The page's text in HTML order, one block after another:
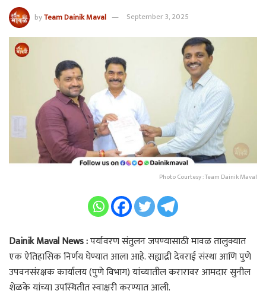
byTeam Dainik Maval September 3, 2025
Photo Courtesy : Team Dainik Maval
Dainik Maval News :पर्यावरण संतुलन जपण्यासाठी मावळ तालुक्यात
एक ऐतिहासिक निर्णय घेण्यात आला आहे. सह्याद्री देवराई संस्था आणि पुणे
उपवनसंरक्षक कार्यालय (पुणे विभाग) यांच्यातील करारावर आमदार सुनील
शेळके यांच्या उपस्थितीत स्वाक्षरी करण्यात आली.